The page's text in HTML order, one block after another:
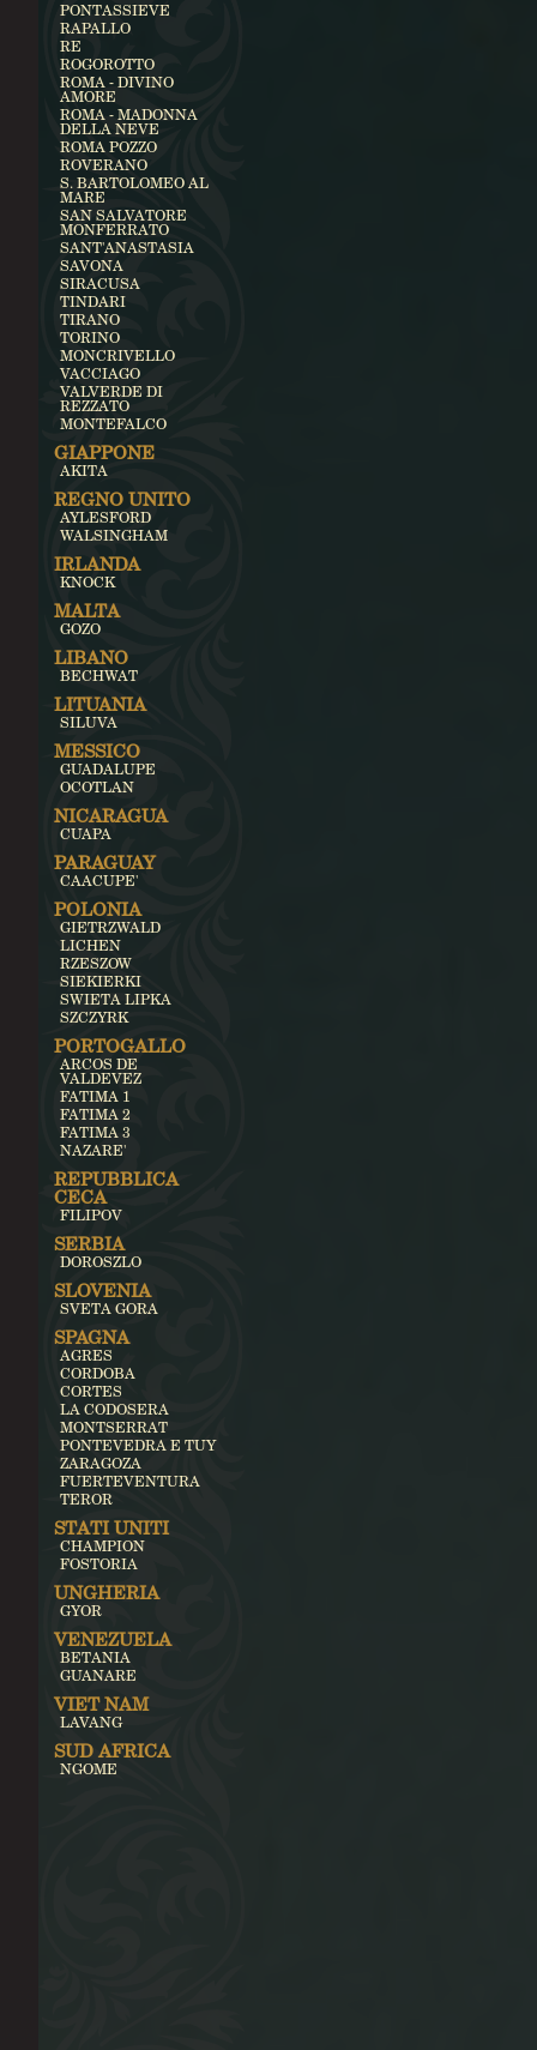
PONTASSIEVE
RAPALLO
RE
ROGOROTTO
ROMA - DIVINO
AMORE
ROMA - MADONNA
DELLA NEVE
ROMA POZZO
ROVERANO
S. BARTOLOMEO AL
MARE
SAN SALVATORE
MONFERRATO
SANT'ANASTASIA
SAVONA
SIRACUSA
TINDARI
TIRANO
TORINO
MONCRIVELLO
VACCIAGO
VALVERDE DI
REZZATO
MONTEFALCO
GIAPPONE
AKITA
REGNO UNITO
AYLESFORD
WALSINGHAM
IRLANDA
KNOCK
MALTA
GOZO
LIBANO
BECHWAT
LITUANIA
SILUVA
MESSICO
GUADALUPE
OCOTLAN
NICARAGUA
CUAPA
PARAGUAY
CAACUPE'
POLONIA
GIETRZWALD
LICHEN
RZESZOW
SIEKIERKI
SWIETA LIPKA
SZCZYRK
PORTOGALLO
ARCOS DE
VALDEVEZ
FATIMA 1
FATIMA 2
FATIMA 3
NAZARE'
REPUBBLICA
CECA
FILIPOV
SERBIA
DOROSZLO
SLOVENIA
SVETA GORA
SPAGNA
AGRES
CORDOBA
CORTES
LA CODOSERA
MONTSERRAT
PONTEVEDRA E TUY
ZARAGOZA
FUERTEVENTURA
TEROR
STATI UNITI
CHAMPION
FOSTORIA
UNGHERIA
GYOR
VENEZUELA
BETANIA
GUANARE
VIET NAM
LAVANG
SUD AFRICA
NGOME